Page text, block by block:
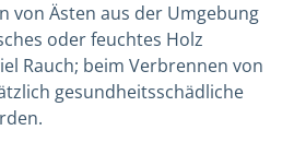
von Ästen aus der Umgebung
oder feuchtes Holz
Rauch; beim Verbrennen von
gesundheitsschädliche